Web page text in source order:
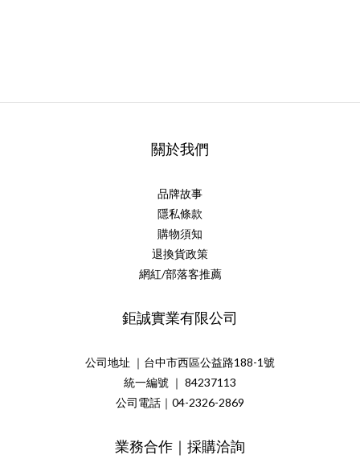
關於我們
品牌故事
隱私條款
購物須知
退換貨政策
網紅/部落客推薦
鉅誠實業有限公司
公司地址 ｜台中市西區公益路188-1號
統一編號 ｜ 84237113
公司電話｜04-2326-2869
業務合作｜採購洽詢